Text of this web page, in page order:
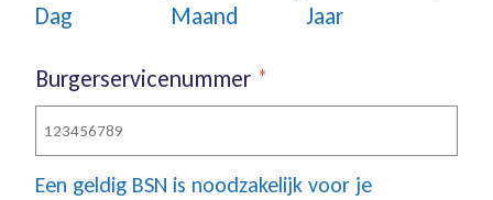
Dag Maand Jaar
Burgerservicenummer *
Een geldig BSN is noodzakelijk voor je